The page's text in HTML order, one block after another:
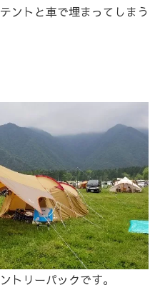
ントと車で埋まってしまう
トリーパックです。